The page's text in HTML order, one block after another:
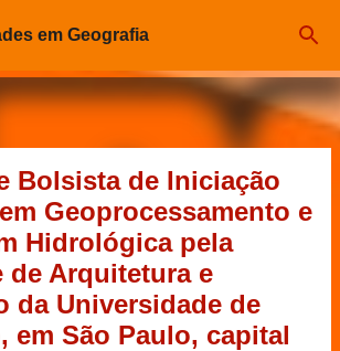
para o conteúdo principal
em Geografia
Bolsista de Iniciação
Geoprocessamento e
Hidrológica pela
de Arquitetura e
da Universidade de
em São Paulo, capital